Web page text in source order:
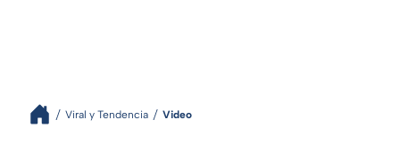
Viral y Tendencia Video